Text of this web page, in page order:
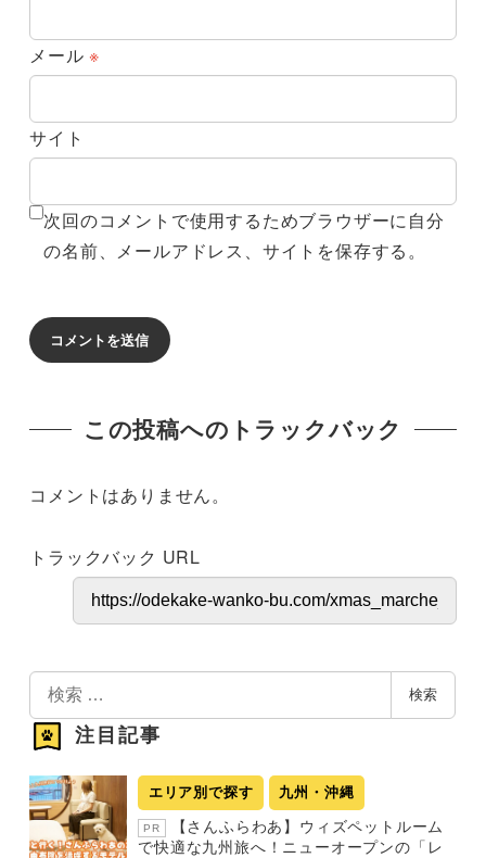
メール※
サイト
次回のコメントで使用するためブラウザーに自分
の名前、メールアドレス、サイトを保存する。
この投稿へのトラックバック
コメントはありません。
トラックバック URL
検
索
検索
注目記事
エリア別で探す 九州・沖縄
PR
【さんふらわあ】ウィズペットルーム
で快適な九州旅へ！ニューオープンの「レ